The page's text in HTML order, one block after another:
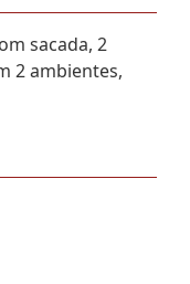
sacada, 2
2 ambientes,